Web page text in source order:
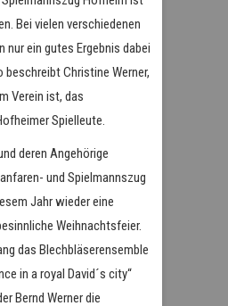
Bei vielen verschiedenen
nur ein gutes Ergebnis dabei
beschreibt Christine Werner,
Verein ist, das
Spielleute.
deren Angehörige
und Spielmannszug
Jahr wieder eine
Weihnachtsfeier.
das Blechbläserensemble
in a royal David´s city“
Bernd Werner die